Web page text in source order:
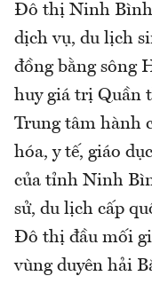
Đô thị Ninh Bình
dịch vụ, du lịch
đồng bằng sông
huy giá trị Quần
Trung tâm hành
hóa, y tế, giáo
của tỉnh Ninh
sử, du lịch cấp
Đô thị đầu mối
vùng duyên hải